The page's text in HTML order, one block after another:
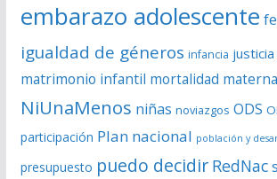
embarazo adolescente
igualdad de géneros infancia justicia
matrimonio infantil mortalidad materna
NiUnaMenos niñas noviazgos ODS
participación Plan nacional población y
presupuesto puedo decidir RedNac